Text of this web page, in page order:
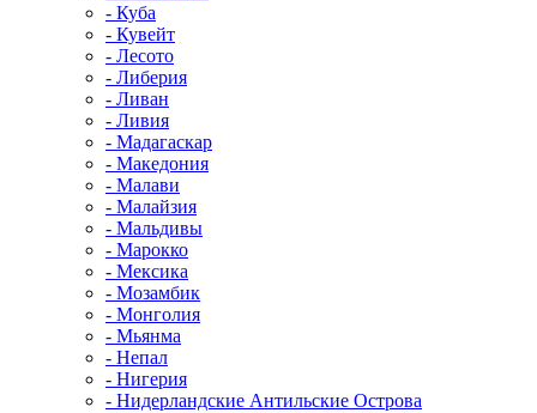
- Куба
- Кувейт
- Лесото
- Либерия
- Ливан
- Ливия
- Мадагаскар
- Македония
- Малави
- Малайзия
- Мальдивы
- Марокко
- Мексика
- Мозамбик
- Монголия
- Мьянма
- Непал
- Нигерия
- Нидерландские Антильские Острова